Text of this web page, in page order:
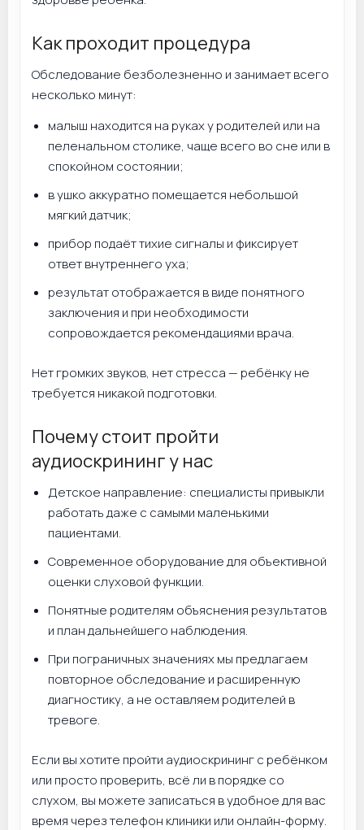
Как проходит процедура
Обследование безболезненно и занимает всего
несколько минут:
малыш находится на руках у родителей или на
пеленальном столике, чаще всего во сне или в
спокойном состоянии;
в ушко аккуратно помещается небольшой
мягкий датчик;
прибор подаёт тихие сигналы и фиксирует
ответ внутреннего уха;
результат отображается в виде понятного
заключения и при необходимости
сопровождается рекомендациями врача.
Нет громких звуков, нет стресса — ребёнку не
требуется никакой подготовки.
Почему стоит пройти
аудиоскрининг у нас
Детское направление: специалисты привыкли
работать даже с самыми маленькими
пациентами.
Современное оборудование для объективной
оценки слуховой функции.
Понятные родителям объяснения результатов
и план дальнейшего наблюдения.
При пограничных значениях мы предлагаем
повторное обследование и расширенную
диагностику, а не оставляем родителей в
тревоге.
Если вы хотите пройти аудиоскрининг с ребёнком
или просто проверить, всё ли в порядке со
слухом, вы можете записаться в удобное для вас
время через телефон клиники или онлайн-форму.